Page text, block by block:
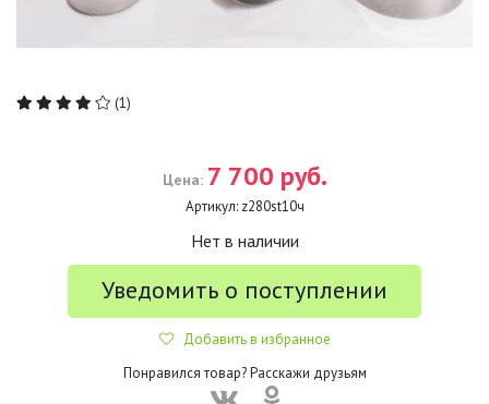
(1)
Цена: 7 700 руб.
Артикул: z280st10ч
Нет в наличии
Уведомить о поступлении
Добавить в избранное
Понравился товар? Расскажи друзьям